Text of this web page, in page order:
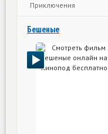
Приключения
Бешеные